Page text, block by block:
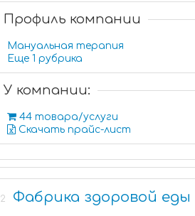
Профиль компании
Мануальная терапия
Еще 1 рубрика
У компании:
44 товара/услуги
Скачать прайс-лист
2 Фабрика здоровой еды